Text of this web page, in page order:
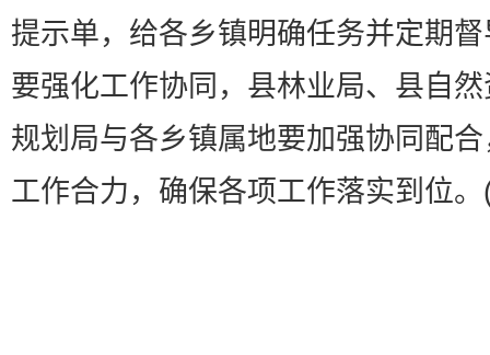
提示单，给各乡镇明确任务并定期
要强化工作协同，县林业局、县自
规划局与各乡镇属地要加强协同配
工作合力，确保各项工作落实到位